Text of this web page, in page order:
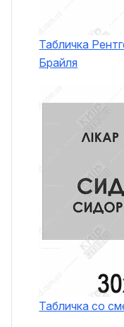
Табличка
Брайля
Табличка со